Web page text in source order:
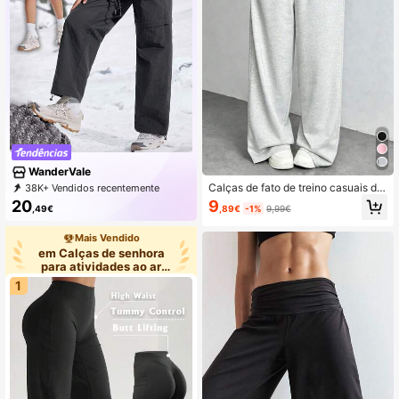
WanderVale
38K+ Vendidos recentemente
1K+ Repurchase
20 ,49€
Mais Vendido
em Calças de senhora
para atividades ao ar
livre
1
Calças de fato de treino casuais de
perna reta para mulher, minimalistas
e modernas, com cintura elástica, b
9 ,89€ -1% 9,99€